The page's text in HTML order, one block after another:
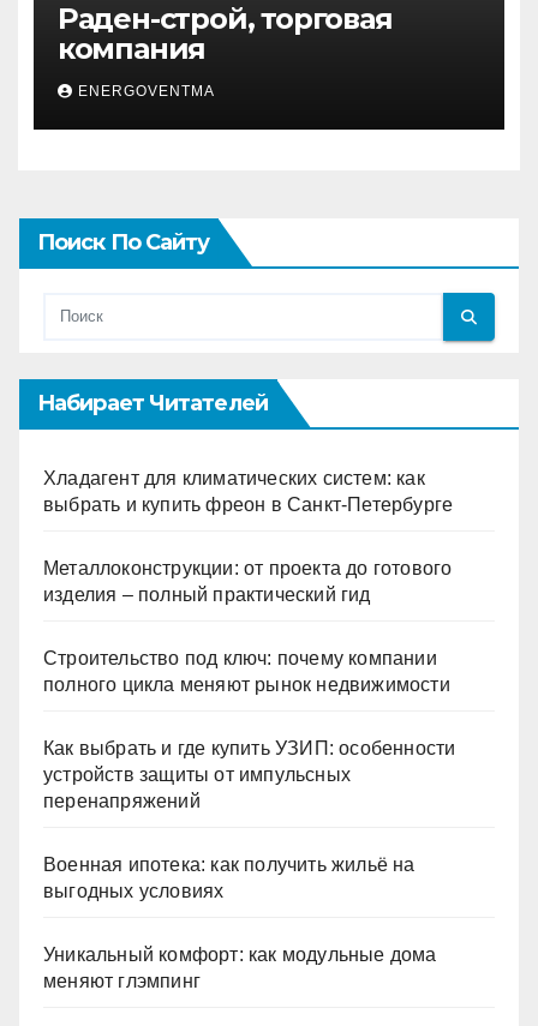
Раден-строй, торговая
компания
ENERGOVENTMA
Поиск По Сайту
Набирает Читателей
Хладагент для климатических систем: как
выбрать и купить фреон в Санкт-Петербурге
Металлоконструкции: от проекта до готового
изделия – полный практический гид
Строительство под ключ: почему компании
полного цикла меняют рынок недвижимости
Как выбрать и где купить УЗИП: особенности
устройств защиты от импульсных
перенапряжений
Военная ипотека: как получить жильё на
выгодных условиях
Уникальный комфорт: как модульные дома
меняют глэмпинг